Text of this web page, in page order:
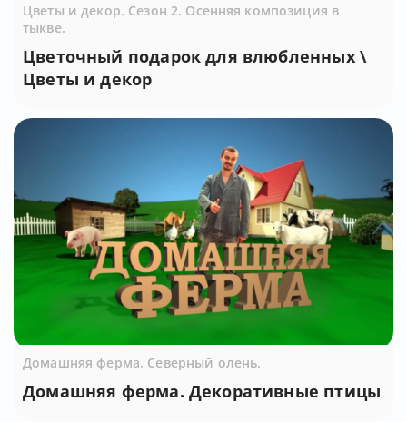
Цветы и декор. Сезон 2. Осенняя композиция в
тыкве.
Цветочный подарок для влюбленных \
Цветы и декор
Домашняя ферма. Северный олень.
Домашняя ферма. Декоративные птицы